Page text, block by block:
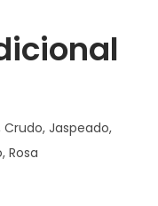
Crudo, Jaspeado,
Rosa